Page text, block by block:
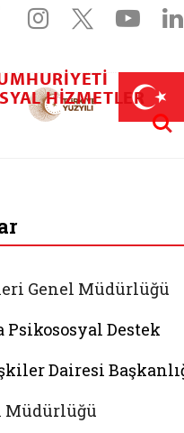
Instagram
X
açılır)sekmede açılır)
bağış sayfası (yeni
HIZMETLER
Genel Müdürlüğü
Destek
Dairesi
Müdürlüğü